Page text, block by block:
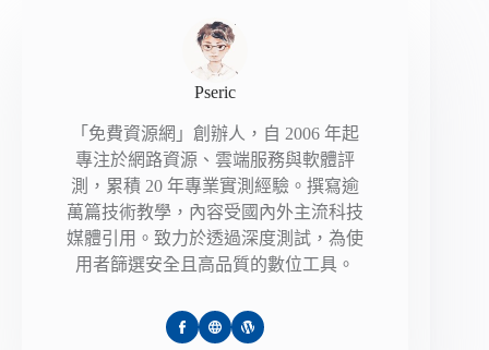
Pseric
「免費資源網」創辦人，自 2006 年起
專注於網路資源、雲端服務與軟體評
測，累積 20 年專業實測經驗。撰寫逾
萬篇技術教學，內容受國內外主流科技
媒體引用。致力於透過深度測試，為使
用者篩選安全且高品質的數位工具。